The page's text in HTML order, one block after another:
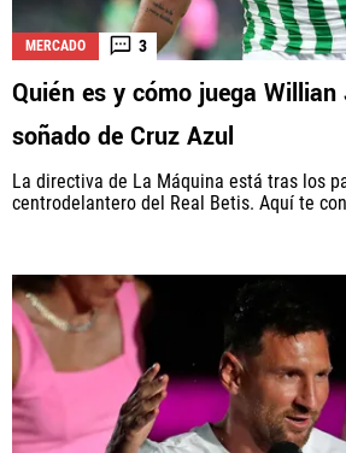
MERCADO 3
Quién es y cómo juega
soñado de Cruz Azul
La directiva de La Máquina está tras los
centrodelantero del Real Betis. Aquí te